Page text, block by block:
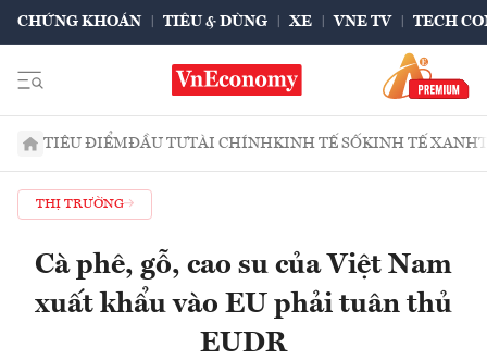
CHỨNG KHOÁN TIÊU & DÙNG XE VNE TV TECH
TIÊU ĐIỂMĐẦU TƯTÀI CHÍNHKINH TẾ SỐKINH TẾ XANH
THỊ TRƯỜNG
Cà phê, gỗ, cao su của Việt Nam
xuất khẩu vào EU phải tuân thủ
EUDR